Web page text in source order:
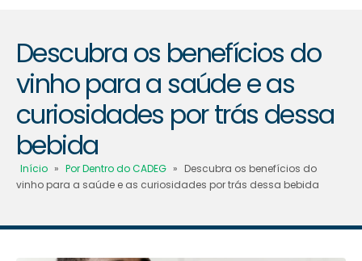
Descubra os benefícios do
vinho para a saúde e as
curiosidades por trás dessa
bebida
Início » Por Dentro do CADEG » Descubra os benefícios do
vinho para a saúde e as curiosidades por trás dessa bebida